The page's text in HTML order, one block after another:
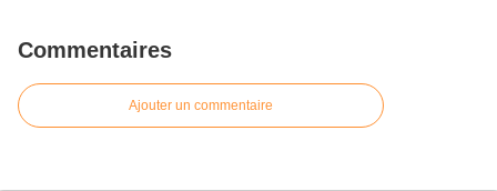
Commentaires
Ajouter un commentaire